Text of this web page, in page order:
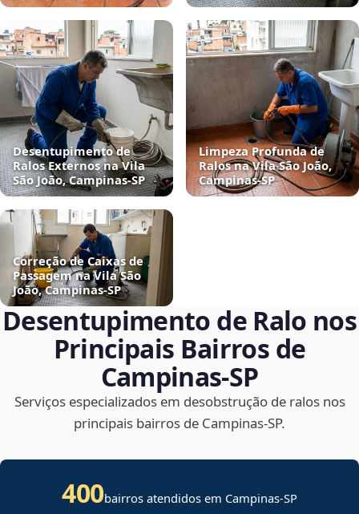
Desentupimento de
Ralos Externos na Vila
São João, Campinas‑SP
Limpeza Profunda de
Ralos na Vila São João,
Campinas‑SP
Correção de Caixas de
Passagem na Vila São
João, Campinas‑SP
Desentupimento de Ralo nos
Principais Bairros de
Campinas‑SP
Serviços especializados em desobstrução de ralos nos
principais bairros de Campinas‑SP.
400bairros atendidos em Campinas-SP